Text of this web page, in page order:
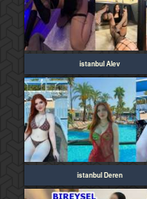
istanbul Alev
istanbul Deren